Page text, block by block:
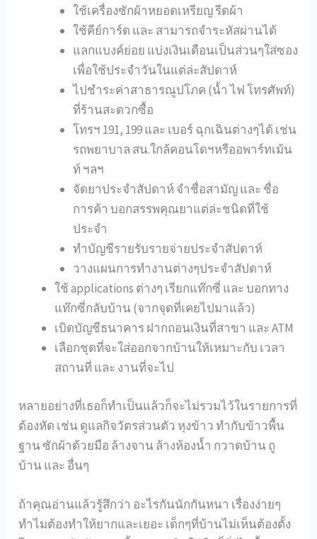
ใช้เครื่องซักผ้าหยอดเหรียญ รีดผ้า
ใช้คีย์การ์ด และ สามารถจำระหัสผ่านได้
แลกแบงค์ย่อย แบ่งเงินเดือนเป็นส่วนๆใส่ซอง
เพื่อใช้ประจำวันในแต่ล่ะสัปดาห์
ไปชำระค่าสาธารณูปโภค (น้ำ ไฟ โทรศัพท์)
ที่ร้านสะดวกซื้อ
โทรฯ 191, 199 และ เบอร์ ฉุกเฉินต่างๆได้ เช่น
รถพยาบาล สน.ใกล้คอนโดฯหรืออพาร์ทเม้น
ท์ ฯลฯ
จัดยาประจำสัปดาห์ จำชื่อสามัญ และ ชื่อ
การค้า บอกสรรพคุณยาแต่ล่ะชนิดที่ใช้
ประจำ
ทำบัญชีรายรับรายจ่ายประจำสัปดาห์
วางแผนการทำงานต่างๆประจำสัปดาห์
ใช้ applications ต่างๆ เรียกแท๊กซี่ และ บอกทาง
แท๊กซี่กลับบ้าน (จากจุดที่เคยไปมาแล้ว)
เบิดบัญชีธนาคาร ฝากถอนเงินที่สาขา และ ATM
เลือกชุดที่จะใส่ออกจากบ้านให้เหมาะกับ เวลา
สถานที่ และ งานที่จะไป
หลายอย่างที่เธอก็ทำเป็นแล้วก็จะไม่รวมไว้ในรายการที่
ต้องหัด เช่น ดูแลกิจวัตรส่วนตัว หุงข้าว ทำกับข้าวพื้น
ฐาน ซักผ้าด้วยมือ ล้างจาน ล้างห้องน้ำ กวาดบ้าน ถู
บ้าน และ อื่นๆ
ถ้าคุณอ่านแล้วรู้สึกว่า อะไรกันนักกันหนา เรื่องง่ายๆ
ทำไมต้องทำให้ยากและเยอะ เด็กๆที่บ้านไม่เห็นต้องตั้ง